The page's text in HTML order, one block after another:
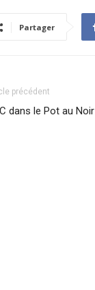
Partager
précédent
dans le Pot au Noir